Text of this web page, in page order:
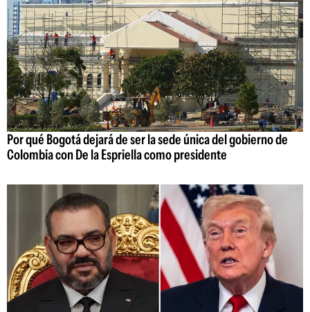
Por qué Bogotá dejará de ser la sede única del gobierno de
Colombia con De la Espriella como presidente